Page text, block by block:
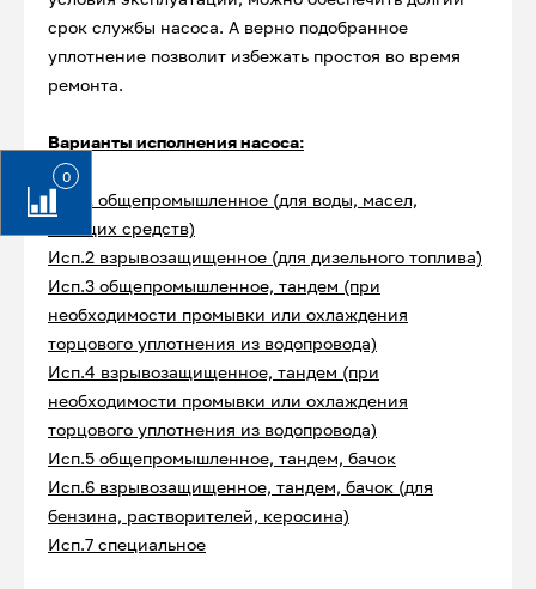
0
срок службы насоса. А верно подобранное
уплотнение позволит избежать простоя во время
ремонта.
Варианты исполнения насоса:
Исп.1 общепромышленное (для воды, масел,
моющих средств)
Исп.2 взрывозащищенное (для дизельного топлива)
Исп.3 общепромышленное, тандем (при
необходимости промывки или охлаждения
торцового уплотнения из водопровода)
Исп.4 взрывозащищенное, тандем (при
необходимости промывки или охлаждения
торцового уплотнения из водопровода)
Исп.5 общепромышленное, тандем, бачок
Исп.6 взрывозащищенное, тандем, бачок (для
бензина, растворителей, керосина)
Исп.7 специальное